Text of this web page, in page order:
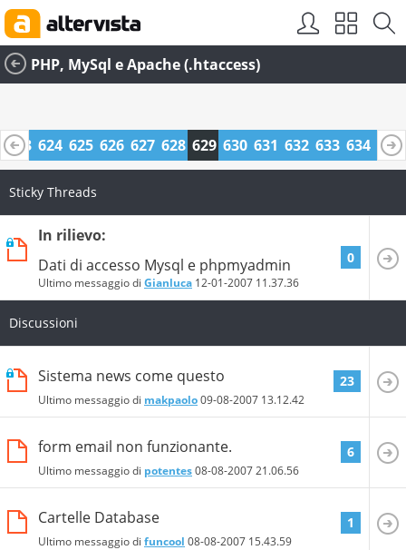
PHP, MySql e Apache (.htaccess)
623 624 625 626 627 628 629 630 631 632 633 634 635
Sticky Threads
In rilievo:
Dati di accesso Mysql e phpmyadmin
Ultimo messaggio di Gianluca 12-01-2007 11.37.36
0
Discussioni
Sistema news come questo
Ultimo messaggio di makpaolo09-08-2007 13.12.42
23
form email non funzionante.
Ultimo messaggio di potentes08-08-200721.06.56
6
Cartelle Database
Ultimo messaggio di funcool 08-08-2007 15.43.59
1